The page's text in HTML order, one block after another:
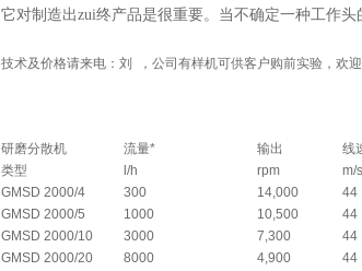
它对制造出zui终产品是很重要。当不确定一种工作头
技术及价格请来电：刘 ，公司有样机可供客户购前实验，欢
研磨分散机 流量* 输出 线
类型
l/h rpm m/s
GMSD 2000/4
300 14,000 44
GMSD 2000/5
1000 10,500 44
GMSD 2000/10
3000 7,300 44
GMSD 2000/20
8000 4,900 44